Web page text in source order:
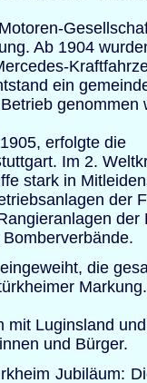
Ab 1904
ein
genommen
erfolgte die
Im 2.
stark in
der
der
die
Markung.
mit Luginsland
und Bürger.
Jubiläum: